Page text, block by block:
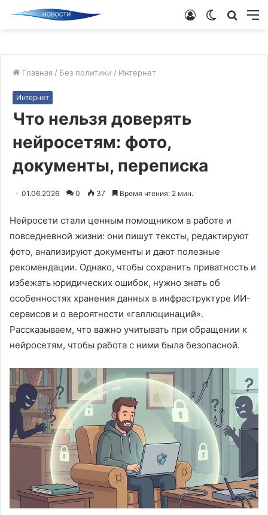
Поиск
Switch
Войти
Главная / Без политики / Интернет
Интернет
Что нельзя доверять
нейросетям: фото,
документы, переписка
01.06.2026 0 37 Время чтения: 2 мин.
Нейросети стали ценным помощником в работе и
повседневной жизни: они пишут тексты, редактируют
фото, анализируют документы и дают полезные
рекомендации. Однако, чтобы сохранить приватность и
избежать юридических ошибок, нужно знать об
особенностях хранения данных в инфраструктуре ИИ-
сервисов и о вероятности «галлюцинаций».
Рассказываем, что важно учитывать при обращении к
нейросетям, чтобы работа с ними была безопасной.